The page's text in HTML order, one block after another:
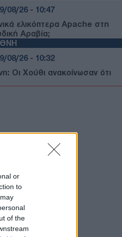
or
to
of the
08/26 - 10:47
ελικόπτερα Apache στη
Αραβία;
08/26 - 10:32
Οι Χούθι ανακοίνωσαν ότι
για Κυκλάδες κίνησε, άλλος για
την Αθήνα οι
08/26 - 09:37
Θρησκευτικός τουρισμός
έσοδα σε πτώση
08/26 - 09:21